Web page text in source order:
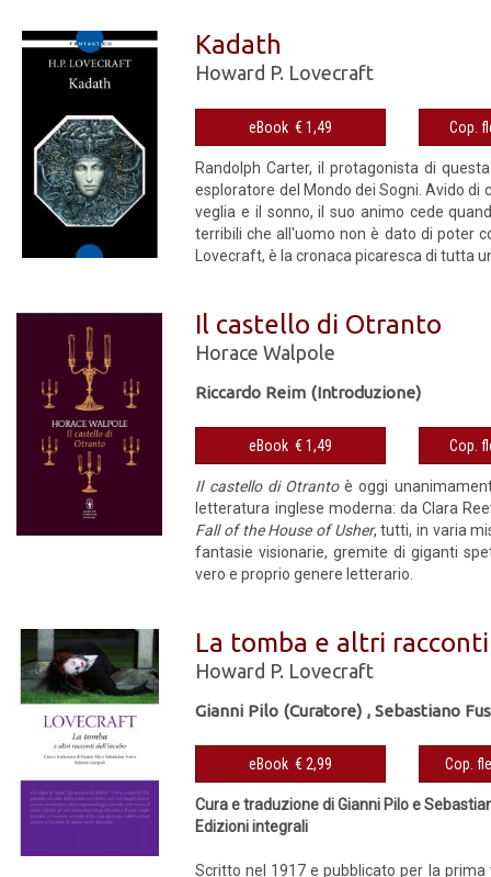
Kadath
Howard P. Lovecraft
eBook € 1,49
Randolph Carter, il protagonista di
esploratore del Mondo dei Sogni. Avido
veglia e il sonno, il suo animo cede
terribili che all'uomo non è dato di poter
Lovecraft, è la cronaca picaresca di tutta
Il castello di Otranto
Horace Walpole
Riccardo Reim (Introduzione)
eBook € 1,49
Il castello di Otrantoè oggi
letteratura inglese moderna: da Clara
Fall of the House of Usher, tutti, in varia
fantasie visionarie, gremite di giganti
vero e proprio genere letterario.
La tomba e altri
Howard P. Lovecraft
Gianni Pilo (Curatore) ,Sebastiano
eBook € 2,99
Cura e traduzione di Gianni Pilo e
Edizioni integrali
Scritto nel 1917 e pubblicato per la